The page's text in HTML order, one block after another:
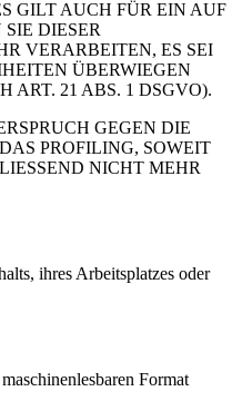
GILT AUCH FÜR EIN AUF
DIESER
VERARBEITEN, ES SEI
ÜBERWIEGEN
ART. 21 ABS. 1 DSGVO).
GEGEN DIE
PROFILING, SOWEIT
NICHT MEHR
ihres Arbeitsplatzes oder
Format